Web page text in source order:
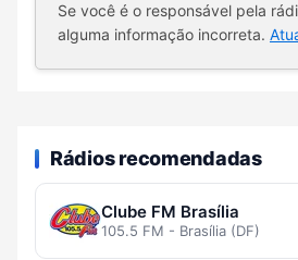
Se você é o responsável pela
alguma informação incorreta.
Rádios recomendadas
Clube FM Brasília
105.5 FM - Brasília (DF)